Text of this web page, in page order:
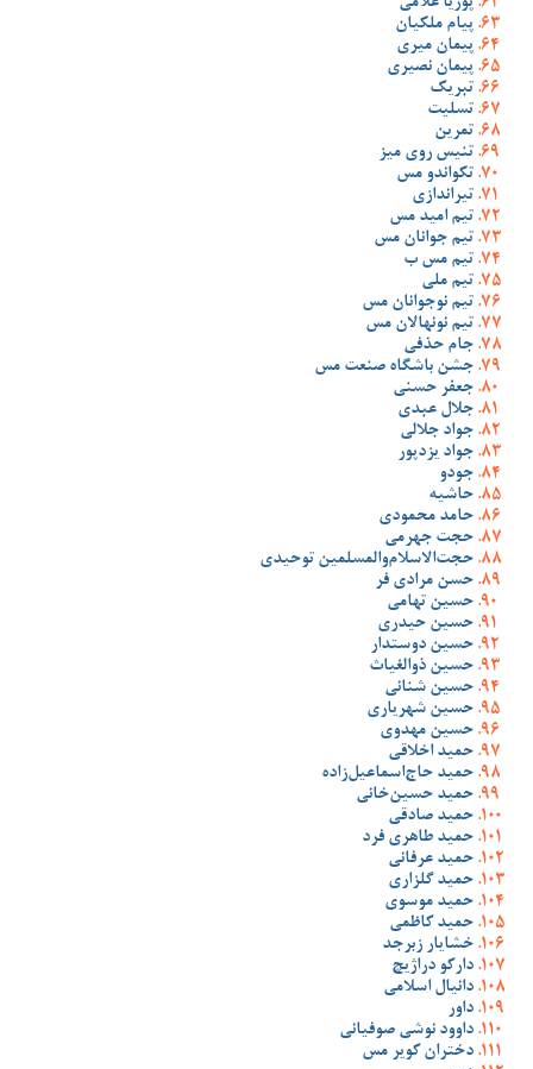
پوریا غلامی
پیام ملکیان
پیمان میری
پیمان نصیری
تبریک
تسلیت
تمرین
تنیس روی میز
تکواندو مس
تیراندازی
تیم امید مس
تیم جوانان مس
تیم مس ب
تیم ملی
تیم نوجوانان مس
تیم نونهالان مس
جام حذفی
جشن باشگاه صنعت مس
جعفر حسنی
جلال عبدی
جواد جلالی
جواد یزدپور
جودو
حاشیه
حامد محمودی
حجت جهرمی
حجت‌الاسلام‌والمسلمین توحیدی
حسن مرادی فر
حسین تهامی
حسین حیدری
حسین دوستدار
حسین ذوالغیاث
حسین شنانی
حسین شهریاری
حسین مهدوی
حمید اخلاقی
حمید حاج‌اسماعیل‌زاده
حمید حسین‌خانی
حمید صادقی
حمید طاهری فرد
حمید عرفانی
حمید گلزاری
حمید موسوی
حمید کاظمی
خشایار زبرجد
دارکو دراژیچ
دانیال اسلامی
داور
داوود نوشی صوفیانی
دختران کویر مس